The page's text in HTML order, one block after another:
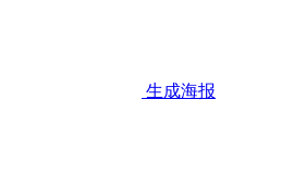
生成海报